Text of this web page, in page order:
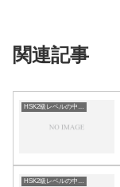
関連記事